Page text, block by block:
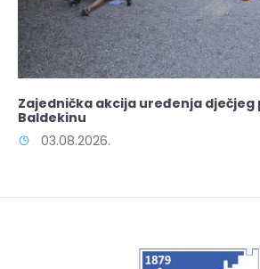
Zajednička akcija uređenja dječjeg
Baldekinu
03.08.2026.